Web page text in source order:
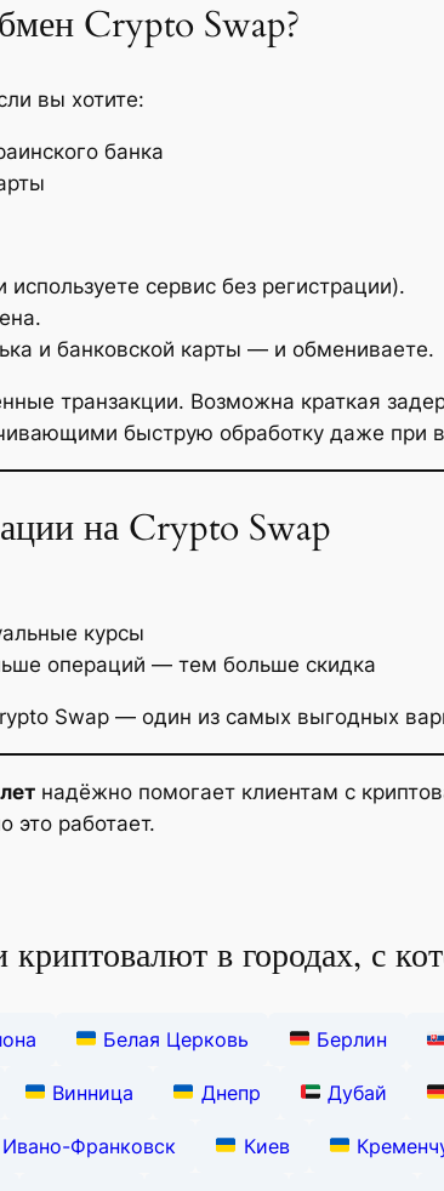
Crypto Swap?
вы хотите:
банка
используете сервис без регистрации).
и банковской карты — и обмениваете.
транзакции. Возможна краткая
быструю обработку даже при
на Crypto Swap
курсы
операций — тем больше скидка
Swap — один из самых выгодных
надёжно помогает клиентам с
это работает.
в городах, с
Белая Церковь Берлин
Винница Днепр Дубай
Ивано-Франковск Киев